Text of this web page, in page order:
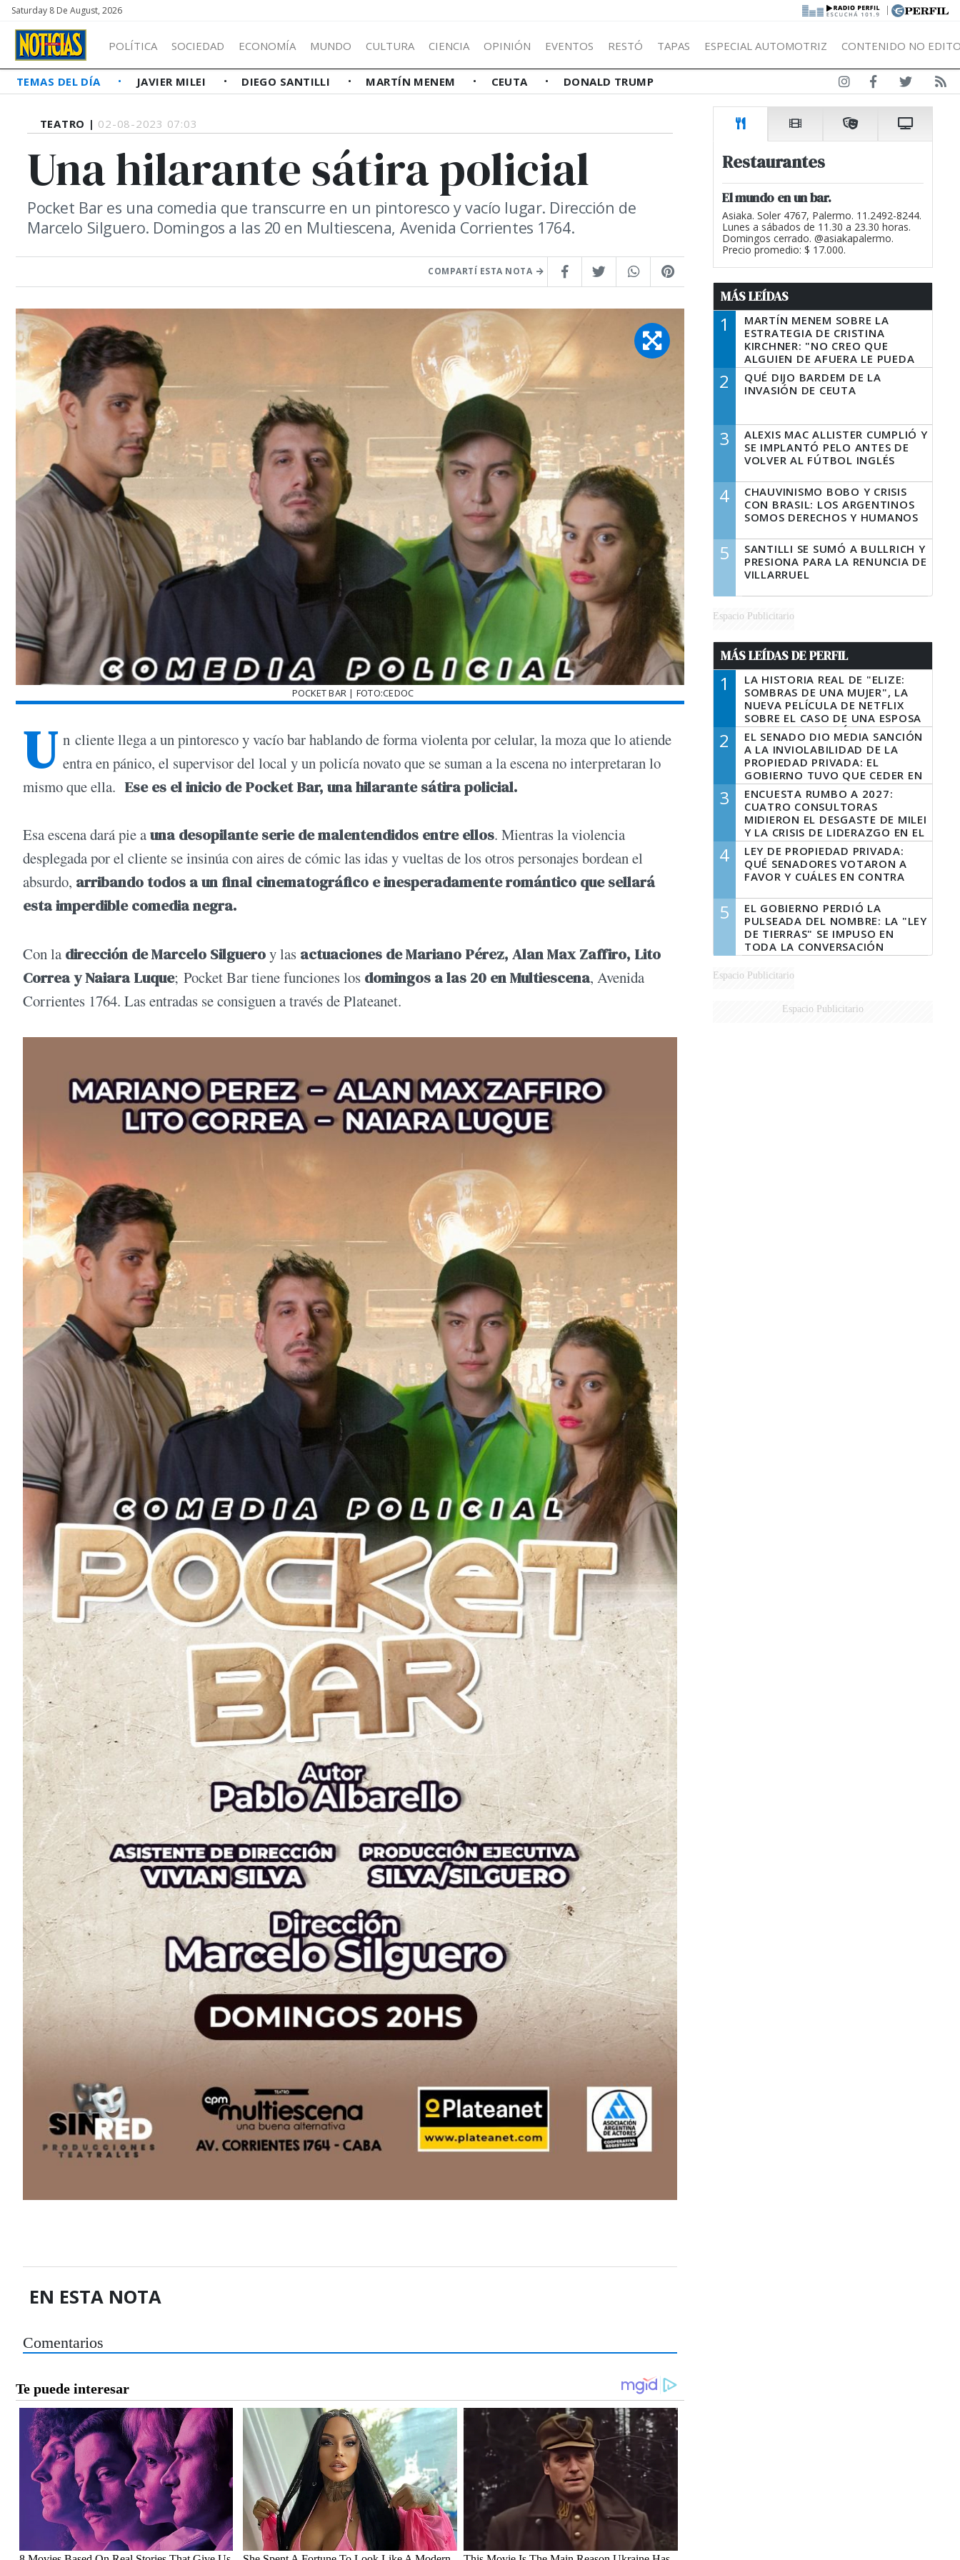
Saturday 8 De August, 2026 |
POLÍTICA SOCIEDAD ECONOMÍA MUNDO CULTURA CIENCIA OPINIÓN EVENTOS RESTÓ TAPAS ESPECIAL AUTOMOTRIZ CONTENIDO NO
TEMAS DEL DÍA JAVIER MILEI DIEGO SANTILLI MARTÍN MENEM CEUTA DONALD TRUMP
TEATRO | 02-08-2023 07:03
Una hilarante sátira policial
Pocket Bar es una comedia que transcurre en un pintoresco y vacío lugar. Dirección de
Marcelo Silguero. Domingos a las 20 en Multiescena, Avenida Corrientes 1764.
COMPARTÍ ESTA NOTA
POCKET BAR | FOTO:CEDOC
U n cliente llega a un pintoresco y vacío bar hablando de forma violenta por celular, la moza que lo atiende
entra en pánico, el supervisor del local y un policía novato que se suman a la escena no interpretaran lo
mismo que ella. Ese es el inicio de Pocket Bar, una hilarante sátira policial.
Esa escena dará pie auna desopilante serie de malentendidos entre ellos. Mientras la violencia
desplegada por el cliente se insinúa con aires de cómic las idas y vueltas de los otros personajes bordean el
absurdo, arribando todos a un final cinematográfico e inesperadamente romántico que sellará
esta imperdible comedia negra.
Con la dirección de Marcelo Silgueroy las actuaciones de Mariano Pérez, Alan Max Zaffiro, Lito
Correa y Naiara Luque; Pocket Bar tiene funciones los domingos a las 20 en Multiescena, Avenida
Corrientes 1764. Las entradas se consiguen a través de Plateanet.
EN ESTA NOTA
Comentarios
Restaurantes
El mundo en un bar.
Asiaka. Soler 4767, Palermo. 11.2492-8244.
Lunes a sábados de 11.30 a 23.30 horas.
Domingos cerrado. @asiakapalermo.
Precio promedio: $ 17.000.
MÁS LEÍDAS
1
MARTÍN MENEM SOBRE LA
ESTRATEGIA DE CRISTINA
KIRCHNER: "NO CREO QUE
ALGUIEN DE AFUERA LE PUEDA
DECIR A LA JUSTICIA LO QUE
TIENE QUE HACER"
2
QUÉ DIJO BARDEM DE LA
INVASIÓN DE CEUTA
3
ALEXIS MAC ALLISTER CUMPLIÓ Y
SE IMPLANTÓ PELO ANTES DE
VOLVER AL FÚTBOL INGLÉS
4
CHAUVINISMO BOBO Y CRISIS
CON BRASIL: LOS ARGENTINOS
SOMOS DERECHOS Y HUMANOS
5
SANTILLI SE SUMÓ A BULLRICH Y
PRESIONA PARA LA RENUNCIA DE
VILLARRUEL
Espacio Publicitario
MÁS LEÍDAS DE PERFIL
1
LA HISTORIA REAL DE "ELIZE:
SOMBRAS DE UNA MUJER", LA
NUEVA PELÍCULA DE NETFLIX
SOBRE EL CASO DE UNA ESPOSA
QUE DESCUARTIZÓ A SU
MARIDO
2
EL SENADO DIO MEDIA SANCIÓN
A LA INVIOLABILIDAD DE LA
PROPIEDAD PRIVADA: EL
GOBIERNO TUVO QUE CEDER EN
LA LEY DEL MANEJO DEL FUEGO
3
ENCUESTA RUMBO A 2027:
CUATRO CONSULTORAS
MIDIERON EL DESGASTE DE MILEI
Y LA CRISIS DE LIDERAZGO EN EL
PERONISMO
4
LEY DE PROPIEDAD PRIVADA:
QUÉ SENADORES VOTARON A
FAVOR Y CUÁLES EN CONTRA
5
EL GOBIERNO PERDIÓ LA
PULSEADA DEL NOMBRE: LA "LEY
DE TIERRAS" SE IMPUSO EN
TODA LA CONVERSACIÓN
DIGITAL
Espacio Publicitario
Espacio Publicitario